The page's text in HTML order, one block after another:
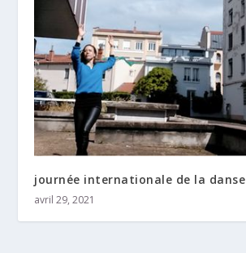
journée internationale de la danse
avril 29, 2021